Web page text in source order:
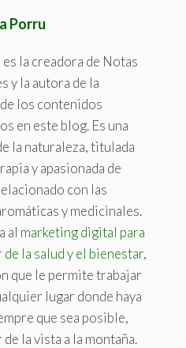
Porru
la creadora de Notas
y la autora de la
los contenidos
en este blog. Es una
la naturaleza, titulada
y apasionada de
con las
y medicinales.
al marketing digital para
la salud y el bienestar,
que le permite trabajar
lugar donde haya
que sea posible,
la vista a la montaña.